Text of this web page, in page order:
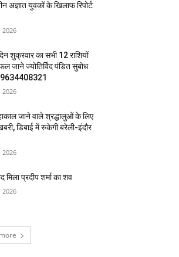
अज्ञात युवकों के खिलाफ रिपोर्ट
2026
शुक्रवार का सभी 12 राशियों
जाने ज्योतिर्विद पंडित सुबोध
9634408321
2026
जाने वाले श्रद्धालुओं के लिए
डिबाई में रुकेगी बरेली-इंदौर
2026
मिला प्रदीप शर्मा का शव
2026